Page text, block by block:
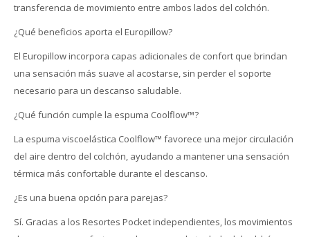
transferencia de movimiento entre ambos lados del colchón.
¿Qué beneficios aporta el Europillow?
El Europillow incorpora capas adicionales de confort que brindan
una sensación más suave al acostarse, sin perder el soporte
necesario para un descanso saludable.
¿Qué función cumple la espuma Coolflow™?
La espuma viscoelástica Coolflow™ favorece una mejor circulación
del aire dentro del colchón, ayudando a mantener una sensación
térmica más confortable durante el descanso.
¿Es una buena opción para parejas?
Sí. Gracias a los Resortes Pocket independientes, los movimientos